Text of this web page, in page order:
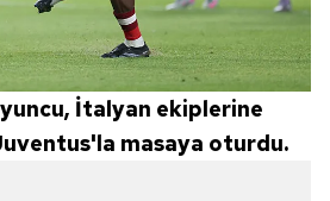
İtalyan ekiplerine
masaya oturdu.